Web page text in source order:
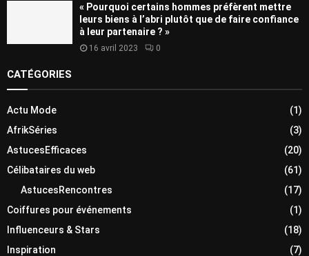
« Pourquoi certains hommes préfèrent mettre
leurs biens à l’abri plutôt que de faire confiance
à leur partenaire ? »
16 avril 2023 0
CATÉGORIES
Actu Mode
(1)
AfrikSéries
(3)
AstucesEfficaces
(20)
Célibataires du web
(61)
AstucesRencontres
(17)
Coiffures pour événements
(1)
Influenceurs & Stars
(18)
Inspiration
(7)